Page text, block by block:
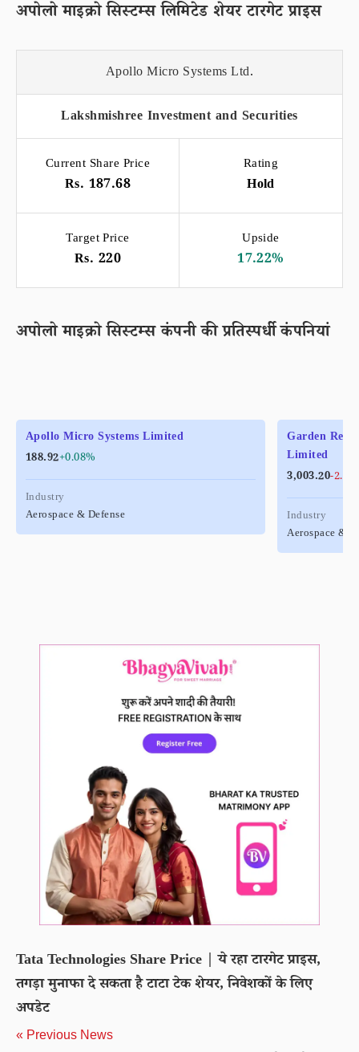
अपोलो माइक्रो सिस्टम्स लिमिटेड शेयर टारगेट प्राइस
Apollo Micro Systems Ltd.
Lakshmishree Investment and Securities
Current Share Price
Rs. 187.68
Rating
Hold
Target Price
Rs. 220
Upside
17.22%
अपोलो माइक्रो सिस्टम्स कंपनी की प्रतिस्पर्धी कंपनियां
Apollo Micro Systems Limited
188.92+0.08%
Industry
Aerospace & Defense
Garden
Limited
3,003.20-
Industry
Aerospace &
Tata Technologies Share Price | ये रहा टारगेट प्राइस,
तगड़ा मुनाफा दे सकता है टाटा टेक शेयर, निवेशकों के लिए
अपडेट
« Previous News